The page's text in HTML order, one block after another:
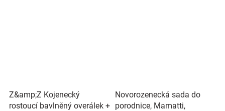
Z&amp;Z Kojenecký
rostoucí bavlněný overálek +
Novorozenecká sada do
porodnice, Mamatti,